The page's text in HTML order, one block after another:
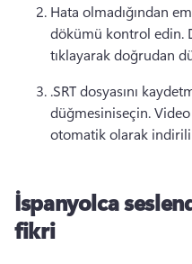
Hata olmadığından
dökümü kontrol edin.
tıklayarak doğrudan
.SRT dosyasını
düğmesiniseçin.
otomatik olarak
İspanyolca
fikri